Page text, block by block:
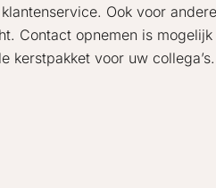
Ook voor
Contact opnemen is
kerstpakket voor uw collega’s.